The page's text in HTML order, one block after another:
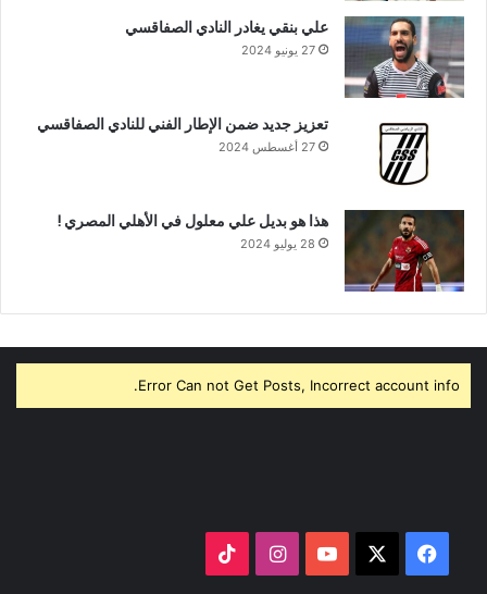
علي بنقي يغادر النادي الصفاقسي
27 يونيو 2024
تعزيز جديد ضمن الإطار الفني للنادي الصفاقسي
27 أغسطس 2024
هذا هو بديل علي معلول في الأهلي المصري !
28 يوليو 2024
Error Can not Get Posts, Incorrect account info.
فيسبوك ‫YouTubeانستقرام